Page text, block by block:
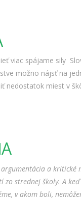
viac spájame sily
možno nájsť na
nedostatok miest v
a
zo strednej školy. A
v akom boli,